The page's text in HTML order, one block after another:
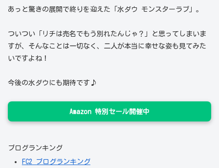
あっと驚きの展開で終りを迎えた「水ダウ モンスターラブ」。
ついつい「リチは売名でもう別れたんじゃ？」と思ってしまいま
すが、そんなことは一切なく、二人が本当に幸せな姿も見てみた
いですよね！
今後の水ダウにも期待です♪
Amazon 特別セール開催中
ブログランキング
FC2 ブログランキング